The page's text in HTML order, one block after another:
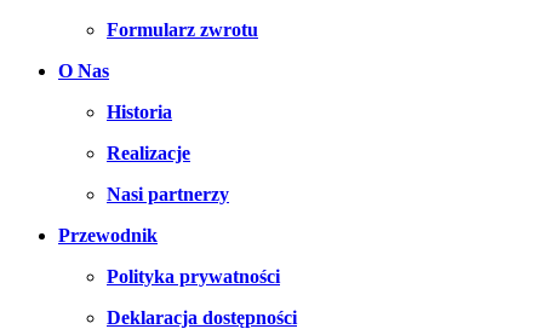
Formularz zwrotu
O Nas
Historia
Realizacje
Nasi partnerzy
Przewodnik
Polityka prywatności
Deklaracja dostępności